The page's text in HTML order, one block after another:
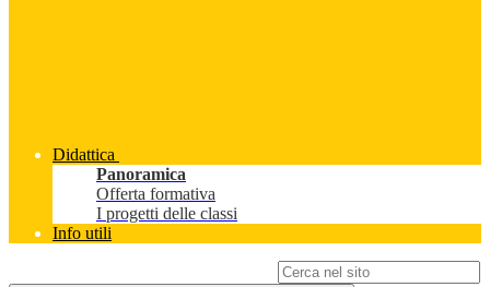
Didattica
Panoramica
Offerta formativa
I progetti delle classi
Info utili